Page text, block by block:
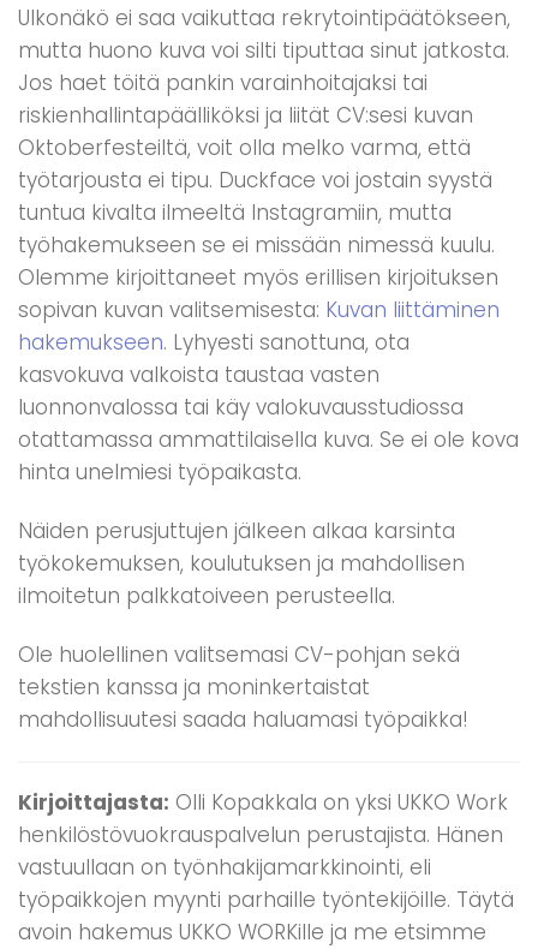
Ulkonäkö ei saa vaikuttaa rekrytointipäätökseen,
mutta huono kuva voi silti tiputtaa sinut jatkosta.
Jos haet töitä pankin varainhoitajaksi tai
riskienhallintapäälliköksi ja liität CV:sesi kuvan
Oktoberfesteiltä, voit olla melko varma, että
työtarjousta ei tipu. Duckface voi jostain syystä
tuntua kivalta ilmeeltä Instagramiin, mutta
työhakemukseen se ei missään nimessä kuulu.
Olemme kirjoittaneet myös erillisen kirjoituksen
sopivan kuvan valitsemisesta: Kuvan liittäminen
hakemukseen. Lyhyesti sanottuna, ota
kasvokuva valkoista taustaa vasten
luonnonvalossa tai käy valokuvausstudiossa
otattamassa ammattilaisella kuva. Se ei ole kova
hinta unelmiesi työpaikasta.
Näiden perusjuttujen jälkeen alkaa karsinta
työkokemuksen, koulutuksen ja mahdollisen
ilmoitetun palkkatoiveen perusteella.
Ole huolellinen valitsemasi CV-pohjan sekä
tekstien kanssa ja moninkertaistat
mahdollisuutesi saada haluamasi työpaikka!
Kirjoittajasta: Olli Kopakkala on yksi UKKO Work
henkilöstövuokrauspalvelun perustajista. Hänen
vastuullaan on työnhakijamarkkinointi, eli
työpaikkojen myynti parhaille työntekijöille. Täytä
avoin hakemus UKKO WORKille ja me etsimme